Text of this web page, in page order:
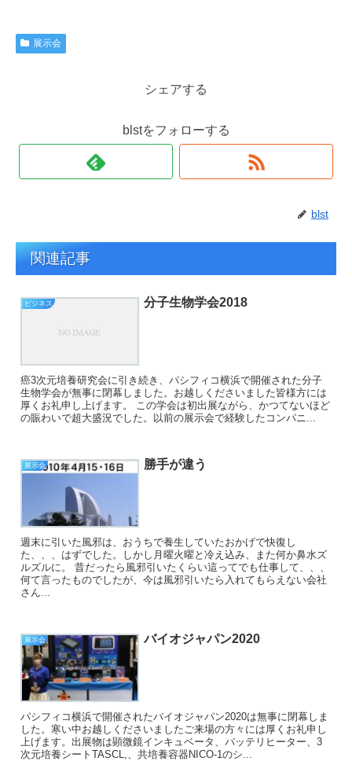
展示会
シェアする
blstをフォローする
blst
関連記事
ビジネス 分子生物学会2018
癌3次元培養研究会に引き続き、パシフィコ横浜で開催された分子
生物学会が無事に閉幕しました。お越しくださいました皆様方には
厚くお礼申し上げます。 この学会は初出展ながら、かつてないほど
の賑わいで超大盛況でした。以前の展示会で経験したコンパニ...
展示会 勝手が違う
週末に引いた風邪は、おうちで養生していたおかげで快復し
た、、、はずでした。しかし月曜火曜と冷え込み、また何か鼻水ズ
ルズルに。 昔だったら風邪引いたくらい這ってでも仕事して、、、
何て言ったものでしたが、今は風邪引いたら入れてもらえない会社
さん...
展示会 バイオジャパン2020
パシフィコ横浜で開催されたバイオジャパン2020は無事に閉幕しま
した。寒い中お越しくださいましたご来場の方々には厚くお礼申し
上げます。出展物は顕微鏡インキュベータ、バッテリヒーター、3
次元培養シートTASCL,、共培養容器NICO-1のシ...